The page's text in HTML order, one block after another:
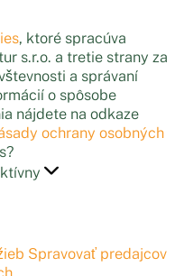
, ktoré spracúva
s.r.o. a tretie strany za
a správaní
o spôsobe
nájdete na odkaze
ochrany osobných
Spravovať predajcov